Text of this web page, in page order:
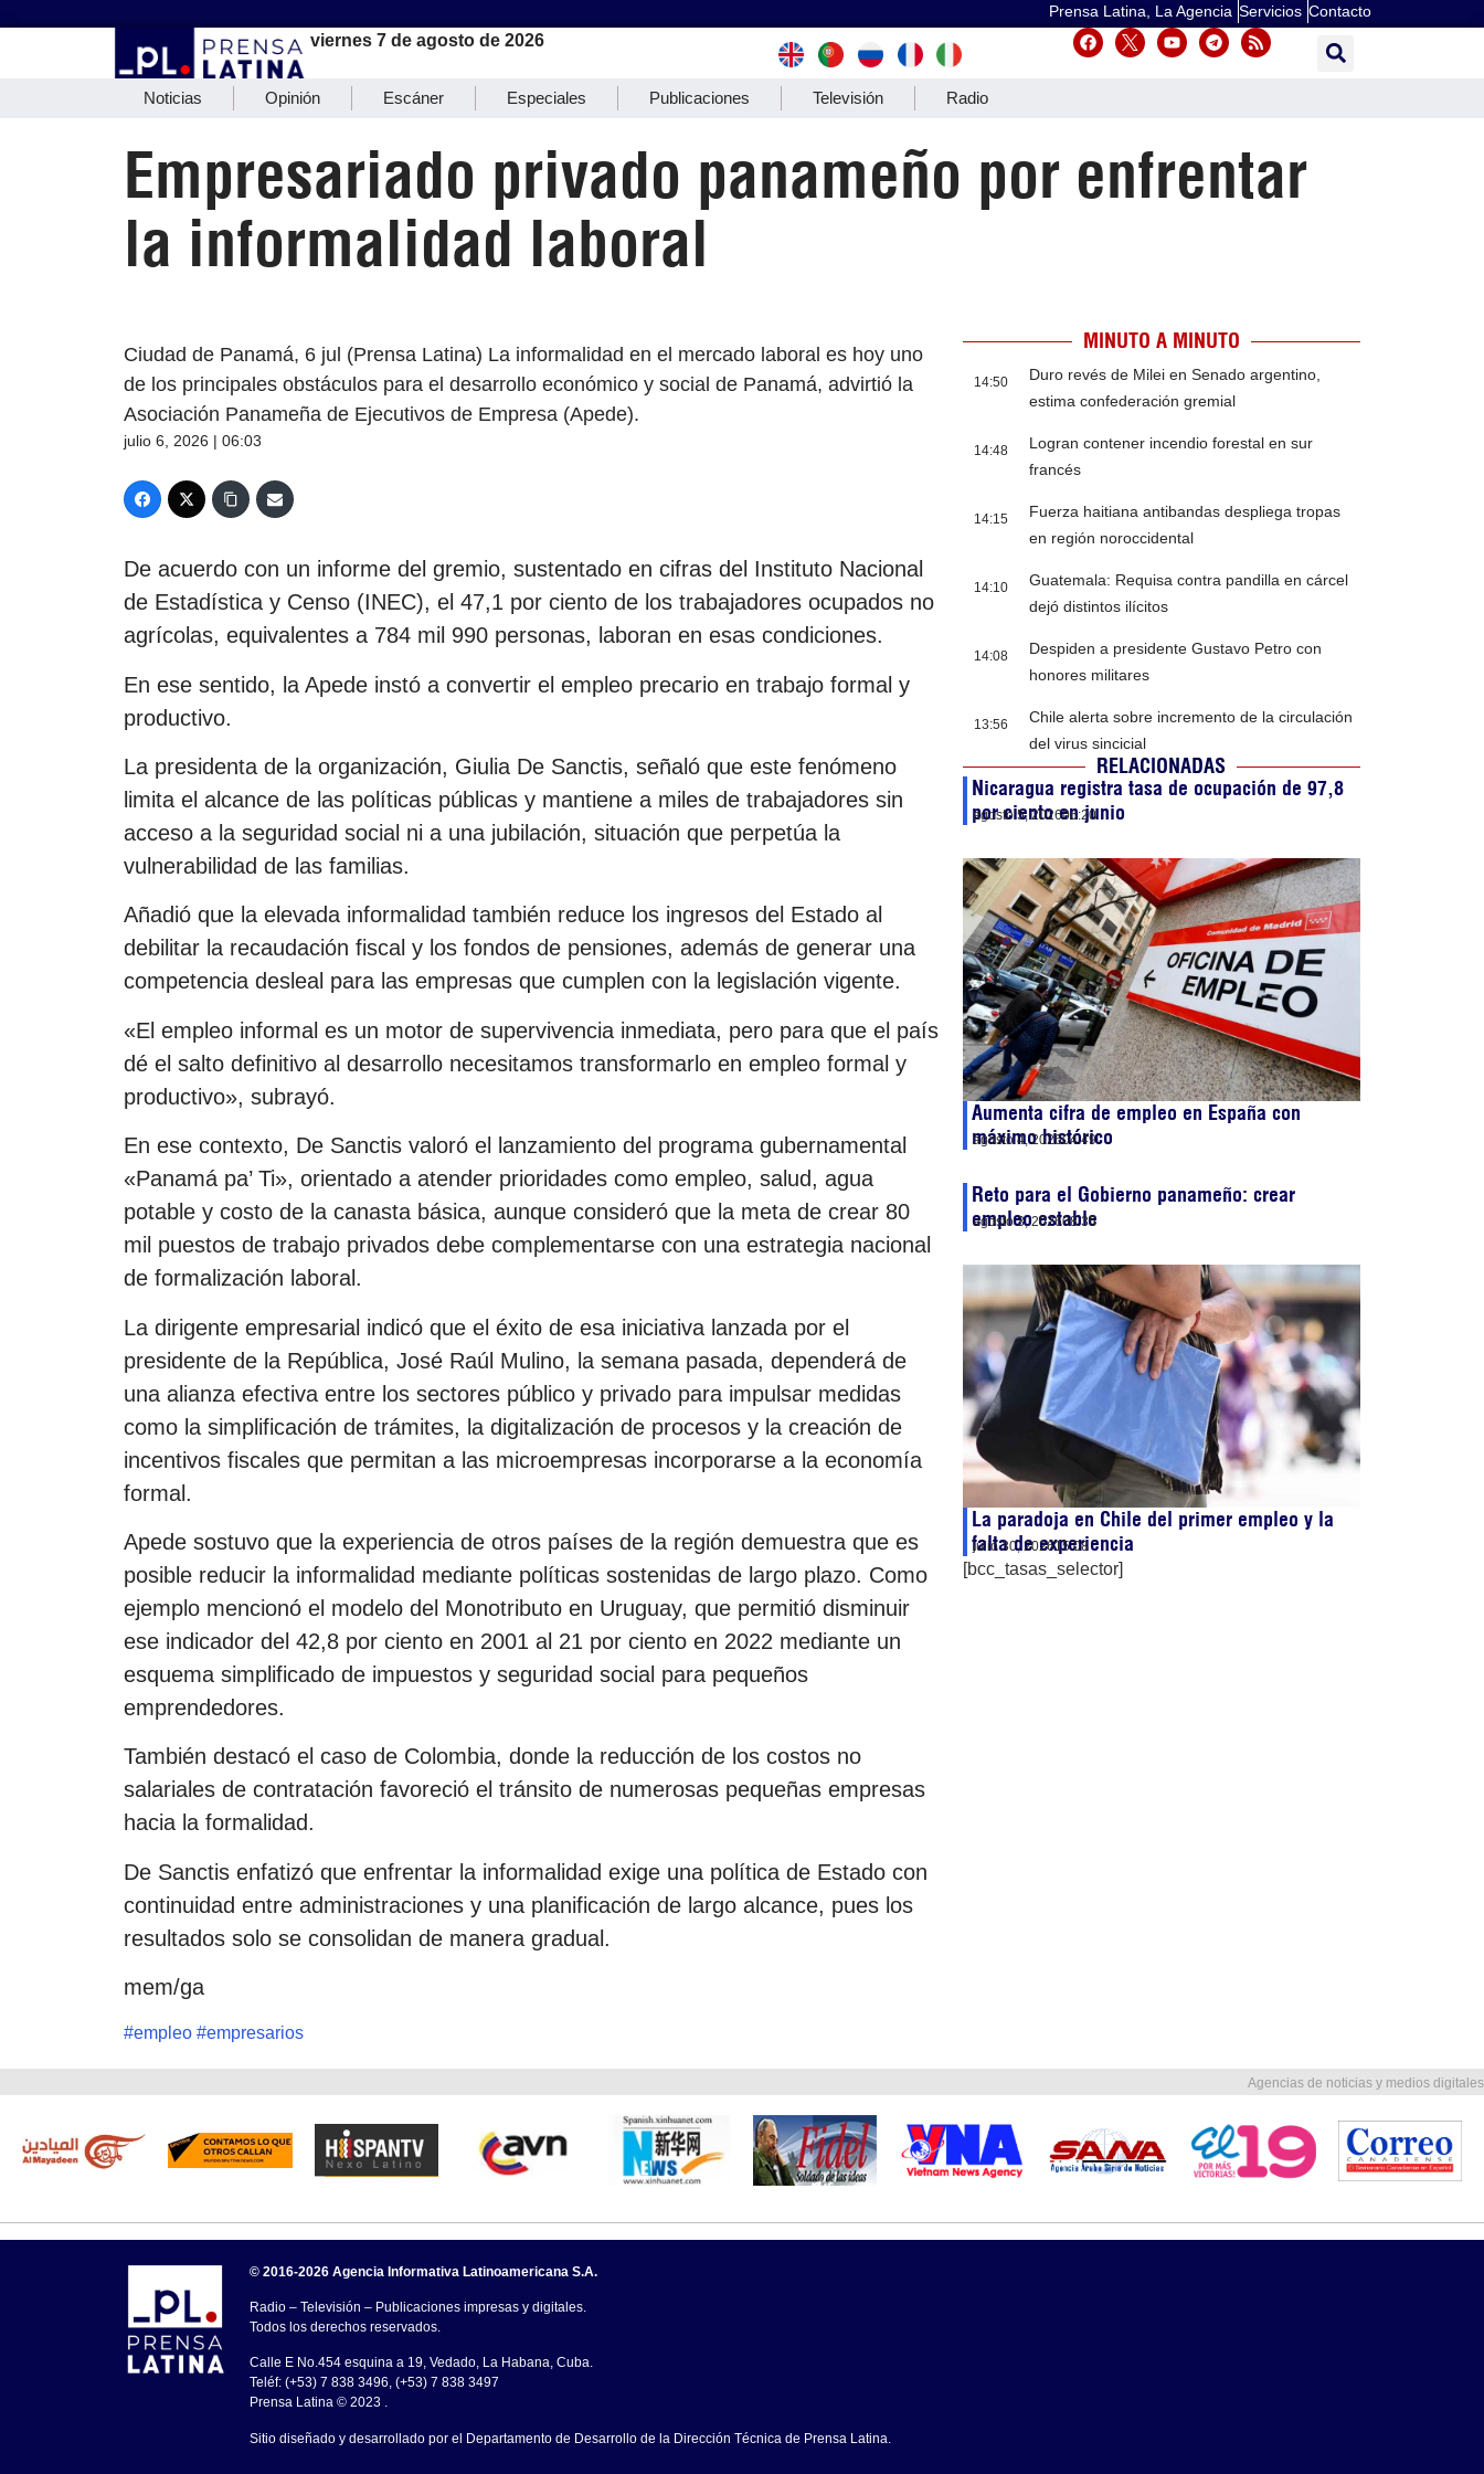
Prensa Latina, La Agencia Servicios Contacto
viernes 7 de agosto de 2026
Noticias Opinión Escáner Especiales Publicaciones Televisión Radio
Empresariado privado panameño por enfrentar
la informalidad laboral
Ciudad de Panamá, 6 jul (Prensa Latina) La informalidad en el mercado laboral es hoy uno
de los principales obstáculos para el desarrollo económico y social de Panamá, advirtió la
Asociación Panameña de Ejecutivos de Empresa (Apede).
julio 6, 2026 | 06:03
De acuerdo con un informe del gremio, sustentado en cifras del Instituto Nacional
de Estadística y Censo (INEC), el 47,1 por ciento de los trabajadores ocupados no
agrícolas, equivalentes a 784 mil 990 personas, laboran en esas condiciones.
En ese sentido, la Apede instó a convertir el empleo precario en trabajo formal y
productivo.
La presidenta de la organización, Giulia De Sanctis, señaló que este fenómeno
limita el alcance de las políticas públicas y mantiene a miles de trabajadores sin
acceso a la seguridad social ni a una jubilación, situación que perpetúa la
vulnerabilidad de las familias.
Añadió que la elevada informalidad también reduce los ingresos del Estado al
debilitar la recaudación fiscal y los fondos de pensiones, además de generar una
competencia desleal para las empresas que cumplen con la legislación vigente.
«El empleo informal es un motor de supervivencia inmediata, pero para que el país
dé el salto definitivo al desarrollo necesitamos transformarlo en empleo formal y
productivo», subrayó.
En ese contexto, De Sanctis valoró el lanzamiento del programa gubernamental
«Panamá pa’ Ti», orientado a atender prioridades como empleo, salud, agua
potable y costo de la canasta básica, aunque consideró que la meta de crear 80
mil puestos de trabajo privados debe complementarse con una estrategia nacional
de formalización laboral.
La dirigente empresarial indicó que el éxito de esa iniciativa lanzada por el
presidente de la República, José Raúl Mulino, la semana pasada, dependerá de
una alianza efectiva entre los sectores público y privado para impulsar medidas
como la simplificación de trámites, la digitalización de procesos y la creación de
incentivos fiscales que permitan a las microempresas incorporarse a la economía
formal.
Apede sostuvo que la experiencia de otros países de la región demuestra que es
posible reducir la informalidad mediante políticas sostenidas de largo plazo. Como
ejemplo mencionó el modelo del Monotributo en Uruguay, que permitió disminuir
ese indicador del 42,8 por ciento en 2001 al 21 por ciento en 2022 mediante un
esquema simplificado de impuestos y seguridad social para pequeños
emprendedores.
También destacó el caso de Colombia, donde la reducción de los costos no
salariales de contratación favoreció el tránsito de numerosas pequeñas empresas
hacia la formalidad.
De Sanctis enfatizó que enfrentar la informalidad exige una política de Estado con
continuidad entre administraciones y una planificación de largo alcance, pues los
resultados solo se consolidan de manera gradual.
mem/ga
#empleo #empresarios
MINUTO A MINUTO
14:50
Duro revés de Milei en Senado argentino,
estima confederación gremial
14:48
Logran contener incendio forestal en sur
francés
14:15
Fuerza haitiana antibandas despliega tropas
en región noroccidental
14:10
Guatemala: Requisa contra pandilla en cárcel
dejó distintos ilícitos
14:08
Despiden a presidente Gustavo Petro con
honores militares
13:56
Chile alerta sobre incremento de la circulación
del virus sincicial
RELACIONADAS
Nicaragua registra tasa de ocupación de 97,8
por ciento en junio
agosto 5, 202606:20
Aumenta cifra de empleo en España con
máximo histórico
agosto 4, 202604:49
Reto para el Gobierno panameño: crear
empleo estable
agosto 3, 202608:35
La paradoja en Chile del primer empleo y la
falta de experiencia
julio 30, 202615:08
[bcc_tasas_selector]
Agencias de noticias y medios digitales
© 2016-2026 Agencia Informativa Latinoamericana S.A.
Radio – Televisión – Publicaciones impresas y digitales.
Todos los derechos reservados.
Calle E No.454 esquina a 19, Vedado, La Habana, Cuba.
Teléf: (+53) 7 838 3496, (+53) 7 838 3497
Prensa Latina © 2023 .
Sitio diseñado y desarrollado por el Departamento de Desarrollo de la Dirección Técnica de Prensa Latina.